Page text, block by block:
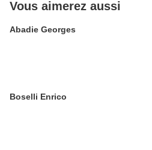
Vous aimerez aussi
Abadie Georges
Boselli Enrico